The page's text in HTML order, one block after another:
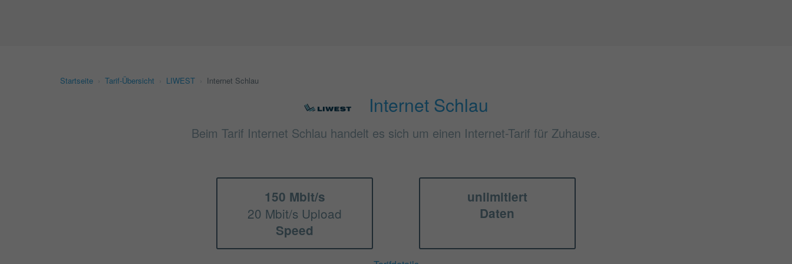
Startseite Tarif-Übersicht LIWEST Internet Schlau
Internet Schlau
Beim Tarif Internet Schlau handelt es sich um einen Internet-Tarif für Zuhause.
150 Mbit/s
20 Mbit/s Upload
Speed
unlimitiert
Daten